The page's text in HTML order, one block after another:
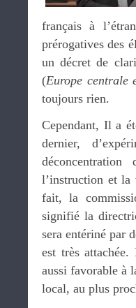
français à
prérogatives des
un décret de
(Europe centrale
toujours rien.
Cependant, Il a
dernier,
l’instruction et la
fait, la
signifié la
sera entériné par
est très
aussi favorable à
local, au plus